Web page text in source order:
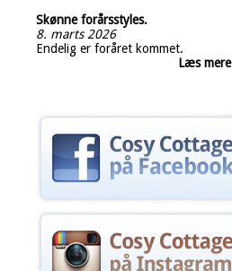
Skønne forårsstyles.
8. marts 2026
Endelig er foråret kommet.
Læs mere